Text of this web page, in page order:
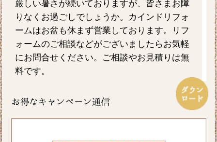
厳しい暑さが続いておりますが、皆さまお障
りなくお過ごしでしょうか。カインドリフォ
ームはお盆も休まず営業しております。リフ
ォームのご相談などがございましたらお気軽
にお問合せください。ご相談やお見積りは無
料です。
毎日暑い日が続きますがお元気にお過ごしで
摂るなど熱中症対策をしっかりしていきたい